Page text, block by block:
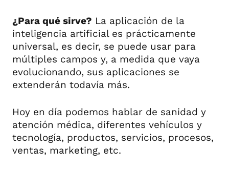
¿Para qué sirve? La aplicación de la
inteligencia artificial es prácticamente
universal, es decir, se puede usar para
múltiples campos y, a medida que vaya
evolucionando, sus aplicaciones se
extenderán todavía más.
Hoy en día podemos hablar de sanidad y
atención médica, diferentes vehículos y
tecnología, productos, servicios, procesos,
ventas, marketing, etc.